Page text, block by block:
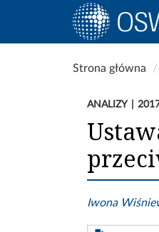
Main
navigation
Strona główna
ANALIZY
Iwona